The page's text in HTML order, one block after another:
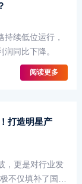
续低位运行，
同比下降。
阅读更多
打造明星产
，更是对行业发
不仅填补了国内